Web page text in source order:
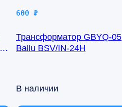
600 ₽
Трансформатор GBYQ-05
Ballu BSV/IN-24H
В наличии